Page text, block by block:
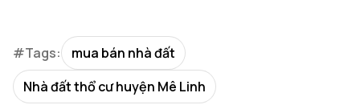
#Tags:
mua bán nhà đất
Nhà đất thổ cư huyện Mê Linh